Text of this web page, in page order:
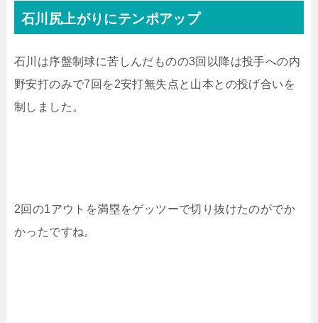
石川尻上がりにテンポアップ
石川は序盤制球に苦しんだものの3回以降は投手への内
野安打のみで7回を2安打無失点と山本との投げ合いを
制しました。
2回の1アウトを満塁をゲッツーで切り抜けたのがでか
かったですね。